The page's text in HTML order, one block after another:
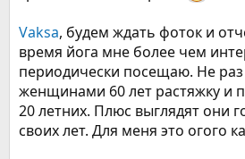
Vaksa, будем ждать фоток и
время йога мне более чем
периодически посещаю. Не раз
женщинами 60 лет растяжку и
20 летних. Плюс выглядят они
своих лет. Для меня это огого